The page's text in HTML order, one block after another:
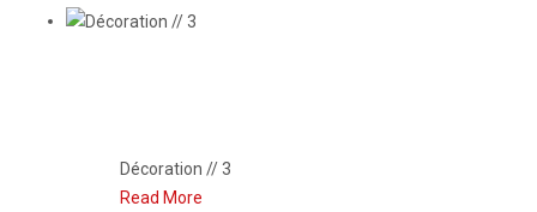
Décoration // 3
Read More